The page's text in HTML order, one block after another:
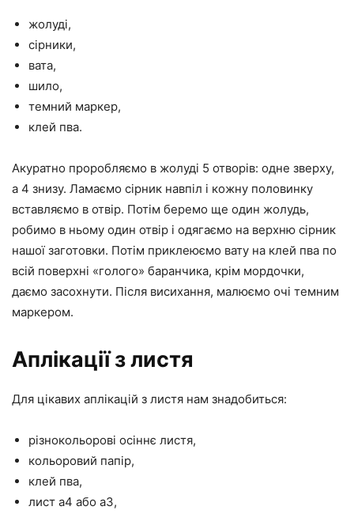
жолуді,
сірники,
вата,
шило,
темний маркер,
клей пва.
Акуратно проробляємо в жолуді 5 отворів: одне зверху,
а 4 знизу. Ламаємо сірник навпіл і кожну половинку
вставляємо в отвір. Потім беремо ще один жолудь,
робимо в ньому один отвір і одягаємо на верхню сірник
нашої заготовки. Потім приклеюємо вату на клей пва по
всій поверхні «голого» баранчика, крім мордочки,
даємо засохнути. Після висихання, малюємо очі темним
маркером.
Аплікації з листя
Для цікавих аплікацій з листя нам знадобиться:
різнокольорові осіннє листя,
кольоровий папір,
клей пва,
лист а4 або а3,